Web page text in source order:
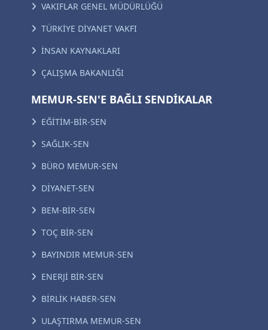
VAKIFLAR GENEL MÜDÜRLÜĞÜ
TÜRKİYE DİYANET VAKFI
İNSAN KAYNAKLARI
ÇALIŞMA BAKANLIĞI
MEMUR-SEN'E BAĞLI SENDİKALAR
EĞİTİM-BİR-SEN
SAĞLIK-SEN
BÜRO MEMUR-SEN
DİYANET-SEN
BEM-BİR-SEN
TOÇ BİR-SEN
BAYINDIR MEMUR-SEN
ENERJİ BİR-SEN
BİRLİK HABER-SEN
ULAŞTIRMA MEMUR-SEN